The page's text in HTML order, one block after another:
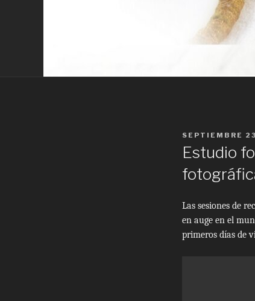
POSTED
SEPTIEMBRE
Estudio
Las sesiones de
en auge en el
primeros días de